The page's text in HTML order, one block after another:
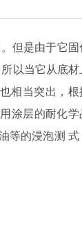
但是由于它固
以当它从底材
相当突出，根
涂层的耐化学
等的浸泡测 式